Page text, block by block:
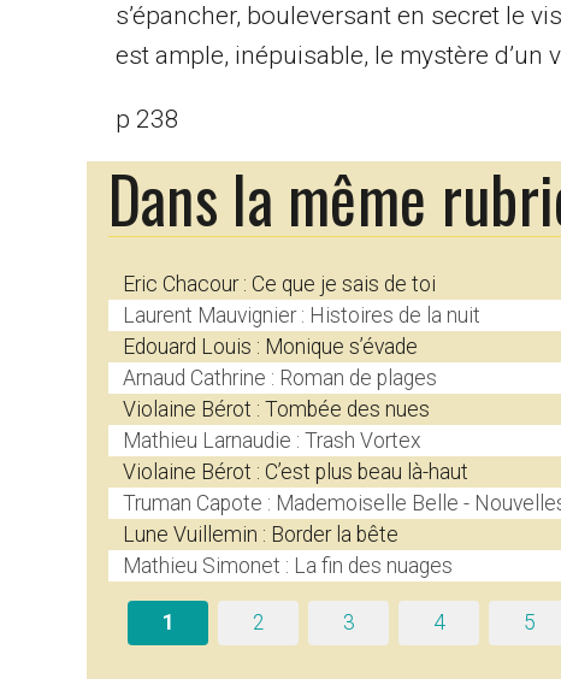
s’épancher, bouleversant en secret le
est ample, inépuisable, le mystère d’un
p 238
Dans la même
Eric Chacour : Ce que je sais de toi
Laurent Mauvignier : Histoires de la nuit
Edouard Louis : Monique s’évade
Arnaud Cathrine : Roman de plages
Violaine Bérot : Tombée des nues
Mathieu Larnaudie : Trash Vortex
Violaine Bérot : C’est plus beau là-haut
Truman Capote : Mademoiselle Belle -
Lune Vuillemin : Border la bête
Mathieu Simonet : La fin des nuages
1 2 3 4 5